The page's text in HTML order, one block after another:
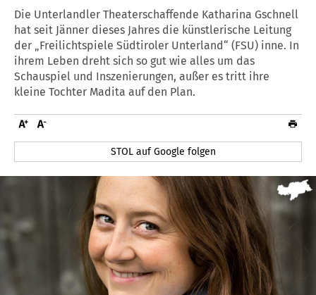
Die Unterlandler Theaterschaffende Katharina Gschnell
hat seit Jänner dieses Jahres die künstlerische Leitung
der „Freilichtspiele Südtiroler Unterland“ (FSU) inne. In
ihrem Leben dreht sich so gut wie alles um das
Schauspiel und Inszenierungen, außer es tritt ihre
kleine Tochter Madita auf den Plan.
STOL auf Google folgen